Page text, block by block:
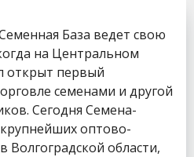
База ведет свою
на Центральном
открыт первый
семенами и другой
Сегодня Семена-
оптово-
области,